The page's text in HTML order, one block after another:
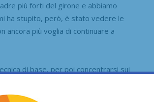
più forti del girone e abbiamo
ha stupito, però, è stato vedere le
ancora più voglia di continuare a
di base, per poi concentrarsi sui